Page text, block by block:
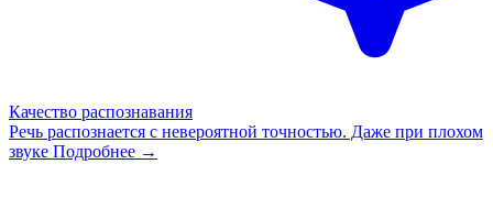
Качество распознавания
Речь распознается с невероятной точностью. Даже при плохом
звуке Подробнее →